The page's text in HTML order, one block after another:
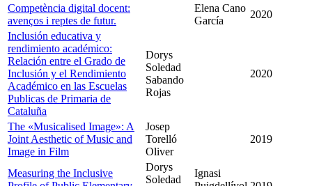
Competència digital docent:
avenços i reptes de futur.
Elena Cano
García
2020
Inclusión educativa y
rendimiento académico:
Relación entre el Grado de
Inclusión y el Rendimiento
Académico en las Escuelas
Publicas de Primaria de
Cataluña
Dorys
Soledad
Sabando
Rojas
2020
The «Musicalised Image»: A
Joint Aesthetic of Music and
Image in Film
Josep
Torelló
Oliver
2019
Measuring the Inclusive
Dorys
Soledad
Ignasi